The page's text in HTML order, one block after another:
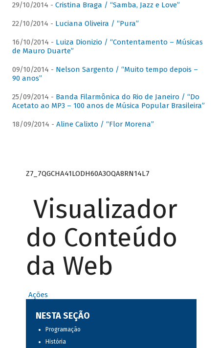
29/10/2014 - Cristina Braga / “Samba, Jazz e Love”
22/10/2014 - Luciana Oliveira / “Pura”
16/10/2014 - Luiza Dionizio / “Contentamento – Músicas
de Mauro Duarte”
09/10/2014 - Nelson Sargento / “Muito tempo depois –
90 anos”
25/09/2014 - Banda Filarmônica do Rio de Janeiro / “Do
Acetato ao MP3 – 100 anos de Música Popular Brasileira”
18/09/2014 - Aline Calixto / “Flor Morena”
Z7_7QGCHA41LODH60A3OQA8RN14L7
Visualizador
do Conteúdo
da Web
Ações
NESTA SEÇÃO
Programação
História